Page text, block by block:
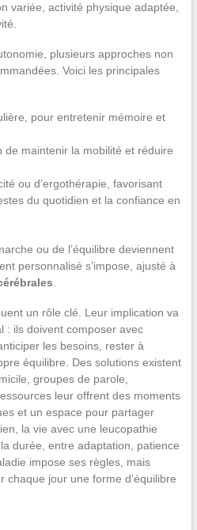
variée, activité physique adaptée,
plusieurs approches non
Voici les principales
pour entretenir mémoire et
de maintenir la mobilité et réduire
ou d’ergothérapie, favorisant
du quotidien et la confiance en
ou de l’équilibre deviennent
personnalisé s’impose, ajusté à
un rôle clé. Leur implication va
: ils doivent composer avec
les besoins, rester à
équilibre. Des solutions existent
groupes de parole,
leur offrent des moments
et un espace pour partager
la vie avec une leucopathie
durée, entre adaptation, patience
impose ses règles, mais
chaque jour une forme d’équilibre